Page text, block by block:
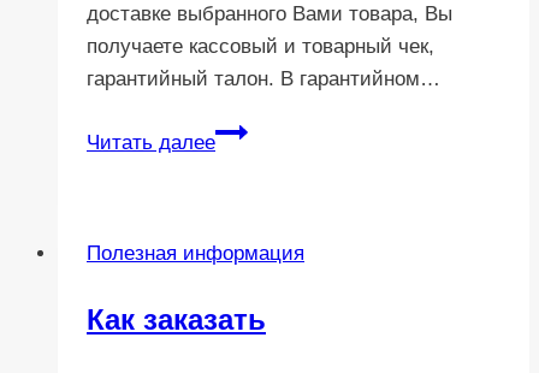
доставке выбранного Вами товара, Вы
получаете кассовый и товарный чек,
гарантийный талон. В гарантийном…
Читать далее
Возврат
обмен
Полезная информация
Как заказать